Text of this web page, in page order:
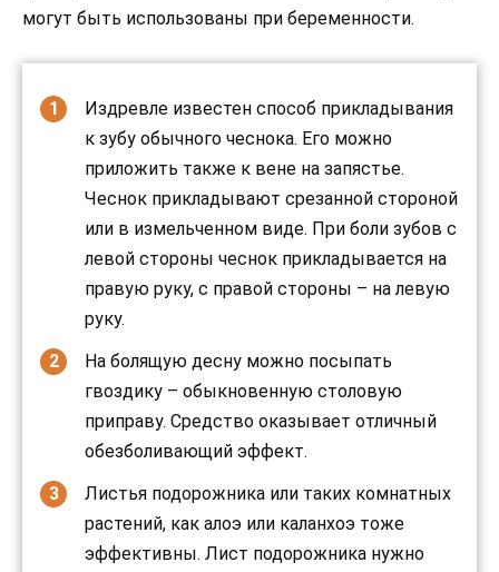
могут быть использованы при беременности.
Издревле известен способ прикладывания
к зубу обычного чеснока. Его можно
приложить также к вене на запястье.
Чеснок прикладывают срезанной стороной
или в измельченном виде. При боли зубов с
левой стороны чеснок прикладывается на
правую руку, с правой стороны – на левую
руку.
На болящую десну можно посыпать
гвоздику – обыкновенную столовую
приправу. Средство оказывает отличный
обезболивающий эффект.
Листья подорожника или таких комнатных
растений, как алоэ или каланхоэ тоже
эффективны. Лист подорожника нужно